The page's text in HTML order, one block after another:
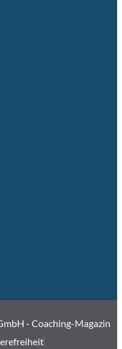
- Coaching-Magazin